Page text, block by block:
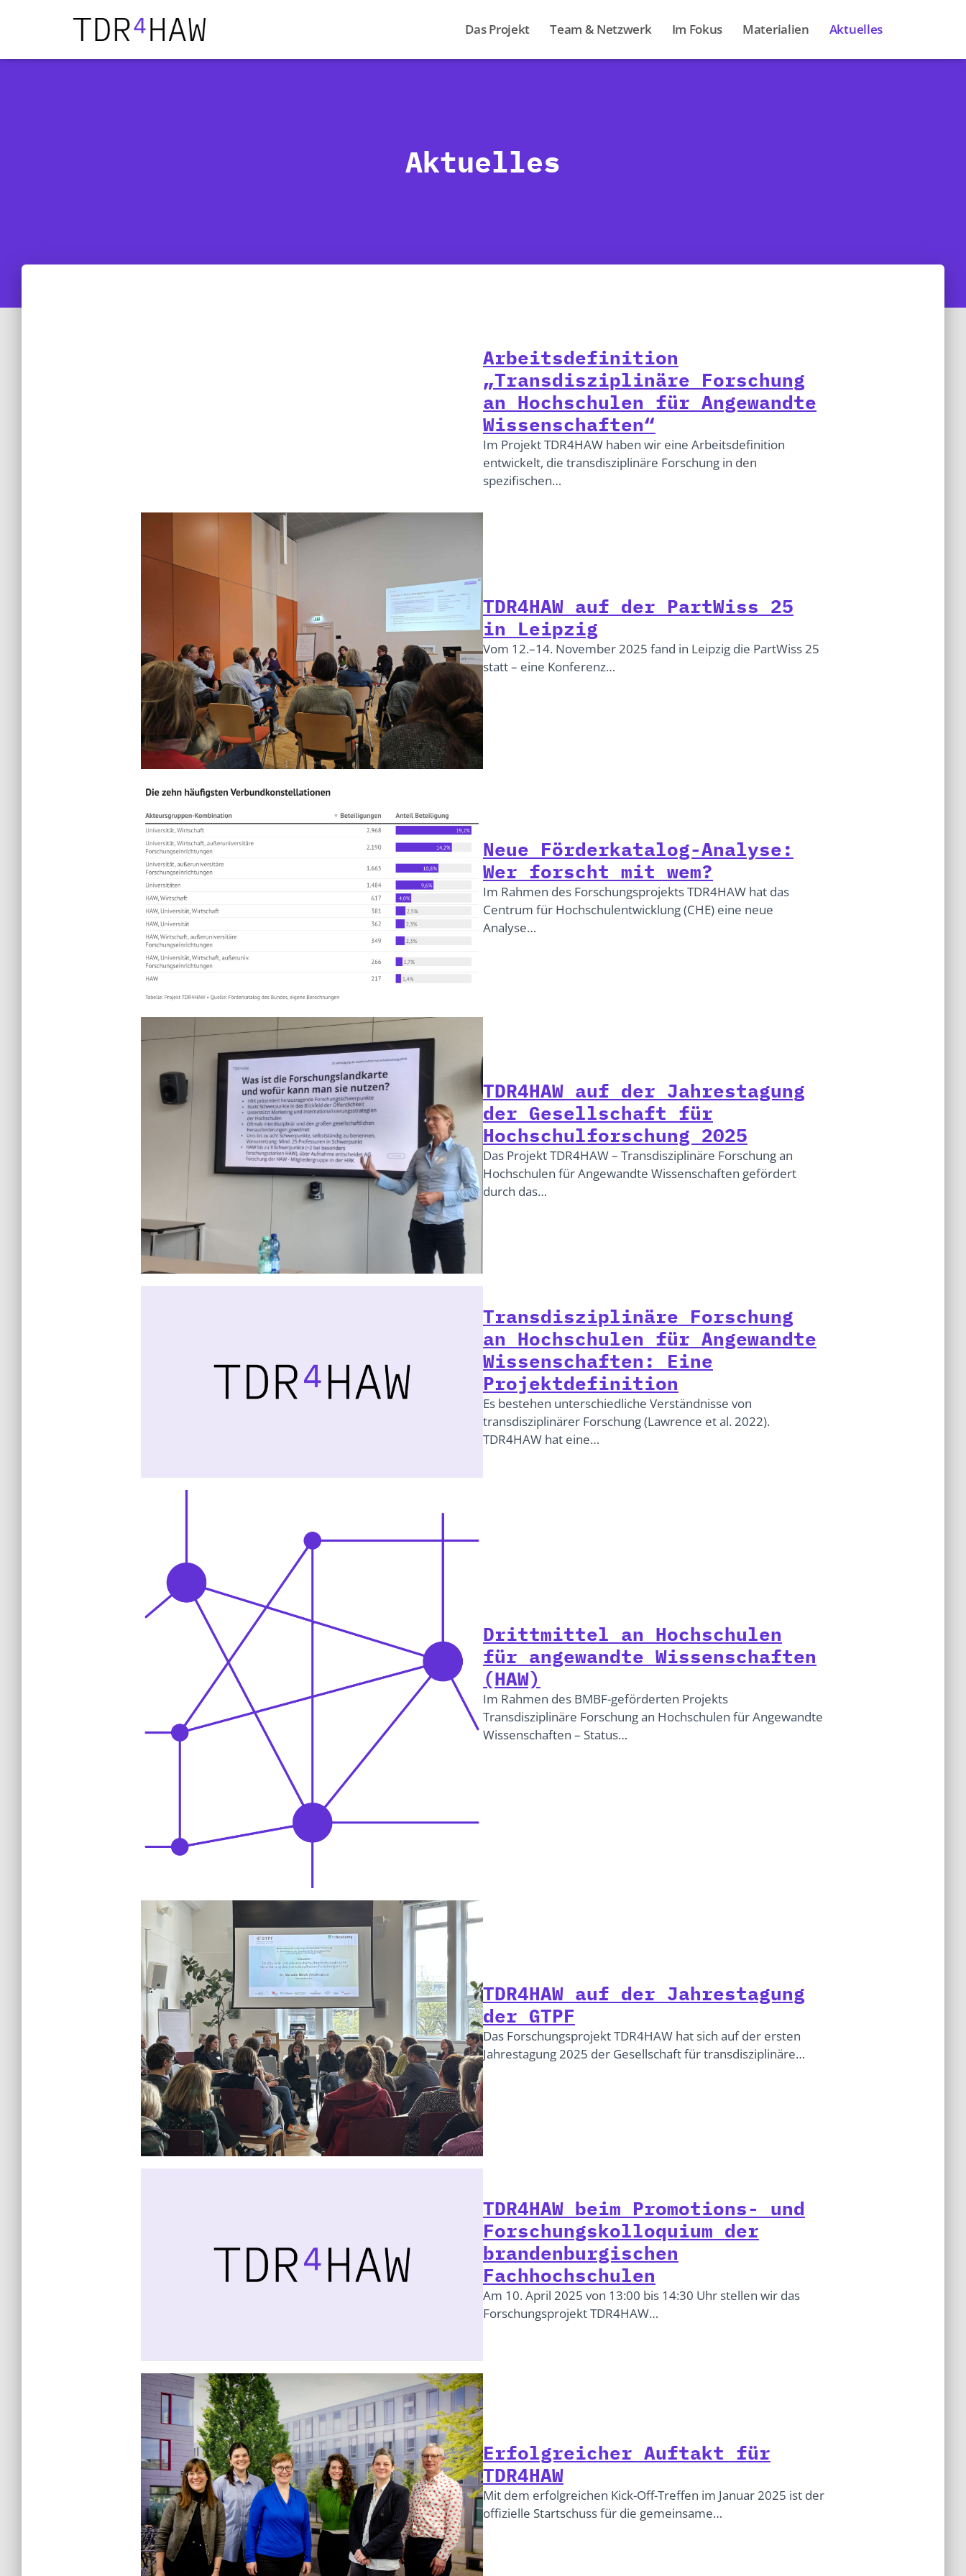
Das Projekt Team & Netzwerk Im Fokus Materialien Aktuelles
Aktuelles
Arbeitsdefinition
„Transdisziplinäre Forschung
an Hochschulen für Angewandte
Wissenschaften“
Im Projekt TDR4HAW haben wir eine Arbeitsdefinition
entwickelt, die transdisziplinäre Forschung in den
spezifischen…
TDR4HAW auf der PartWiss 25
in Leipzig
Vom 12.–14. November 2025 fand in Leipzig die PartWiss 25
statt – eine Konferenz…
Neue Förderkatalog-Analyse:
Wer forscht mit wem?
Im Rahmen des Forschungsprojekts TDR4HAW hat das
Centrum für Hochschulentwicklung (CHE) eine neue
Analyse…
TDR4HAW auf der Jahrestagung
der Gesellschaft für
Hochschulforschung 2025
Das Projekt TDR4HAW – Transdisziplinäre Forschung an
Hochschulen für Angewandte Wissenschaften gefördert
durch das…
Transdisziplinäre Forschung
an Hochschulen für Angewandte
Wissenschaften: Eine
Projektdefinition
Es bestehen unterschiedliche Verständnisse von
transdisziplinärer Forschung (Lawrence et al. 2022).
TDR4HAW hat eine…
Drittmittel an Hochschulen
für angewandte Wissenschaften
(HAW)
Im Rahmen des BMBF-geförderten Projekts
Transdisziplinäre Forschung an Hochschulen für Angewandte
Wissenschaften – Status…
TDR4HAW auf der Jahrestagung
der GTPF
Das Forschungsprojekt TDR4HAW hat sich auf der ersten
Jahrestagung 2025 der Gesellschaft für transdisziplinäre…
TDR4HAW beim Promotions- und
Forschungskolloquium der
brandenburgischen
Fachhochschulen
Am 10. April 2025 von 13:00 bis 14:30 Uhr stellen wir das
Forschungsprojekt TDR4HAW…
Erfolgreicher Auftakt für
TDR4HAW
Mit dem erfolgreichen Kick-Off-Treffen im Januar 2025 ist der
offizielle Startschuss für die gemeinsame…